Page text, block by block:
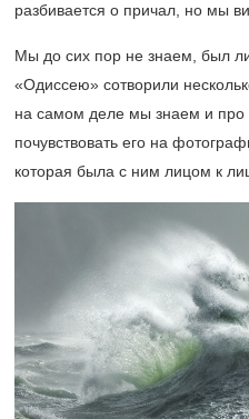
разбивается о причал, но мы
Мы до сих пор не знаем, был
«Одиссею» сотворили
на самом деле мы знаем и
почувствовать его на
которая была с ним лицом к